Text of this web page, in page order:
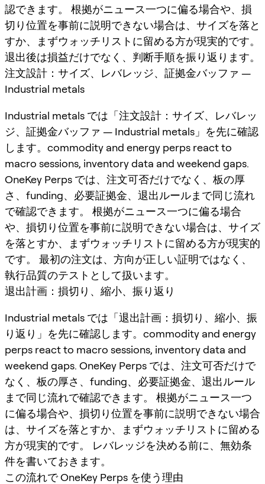
認できます。 根拠がニュース一つに偏る場合や、損
切り位置を事前に説明できない場合は、サイズを落と
すか、まずウォッチリストに留める方が現実的です。
退出後は損益だけでなく、判断手順を振り返ります。
注文設計：サイズ、レバレッジ、証拠金バッファ —
Industrial metals
Industrial metals では「注文設計：サイズ、レバレッ
ジ、証拠金バッファ — Industrial metals」を先に確認
します。commodity and energy perps react to
macro sessions, inventory data and weekend gaps.
OneKey Perps では、注文可否だけでなく、板の厚
さ、funding、必要証拠金、退出ルールまで同じ流れ
で確認できます。 根拠がニュース一つに偏る場合
や、損切り位置を事前に説明できない場合は、サイズ
を落とすか、まずウォッチリストに留める方が現実的
です。 最初の注文は、方向が正しい証明ではなく、
執行品質のテストとして扱います。
退出計画：損切り、縮小、振り返り
Industrial metals では「退出計画：損切り、縮小、振
り返り」を先に確認します。commodity and energy
perps react to macro sessions, inventory data and
weekend gaps. OneKey Perps では、注文可否だけで
なく、板の厚さ、funding、必要証拠金、退出ルール
まで同じ流れで確認できます。 根拠がニュース一つ
に偏る場合や、損切り位置を事前に説明できない場合
は、サイズを落とすか、まずウォッチリストに留める
方が現実的です。 レバレッジを決める前に、無効条
件を書いておきます。
この流れで OneKey Perps を使う理由